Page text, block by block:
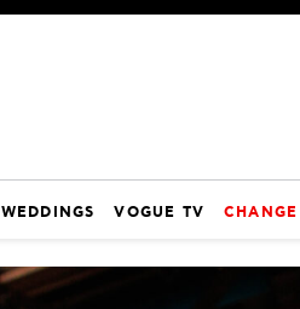
WEDDINGS VOGUE TV